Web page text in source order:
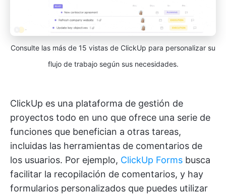
Consulte las más de 15 vistas de ClickUp para personalizar su
flujo de trabajo según sus necesidades.
ClickUp es una plataforma de gestión de
proyectos todo en uno que ofrece una serie de
funciones que benefician a otras tareas,
incluidas las herramientas de comentarios de
los usuarios. Por ejemplo, ClickUp Forms busca
facilitar la recopilación de comentarios, y hay
formularios personalizados que puedes utilizar